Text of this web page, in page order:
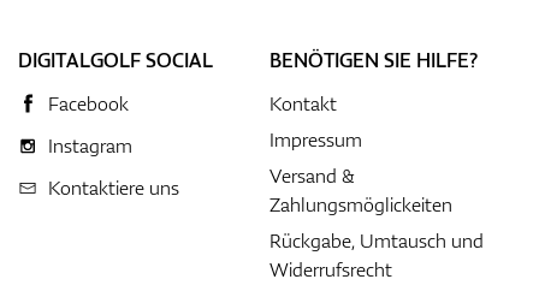
DIGITALGOLF SOCIAL
Facebook
Instagram
Kontaktiere uns
BENÖTIGEN SIE HILFE?
Kontakt
Impressum
Versand &
Zahlungsmöglickeiten
Rückgabe, Umtausch und
Widerrufsrecht